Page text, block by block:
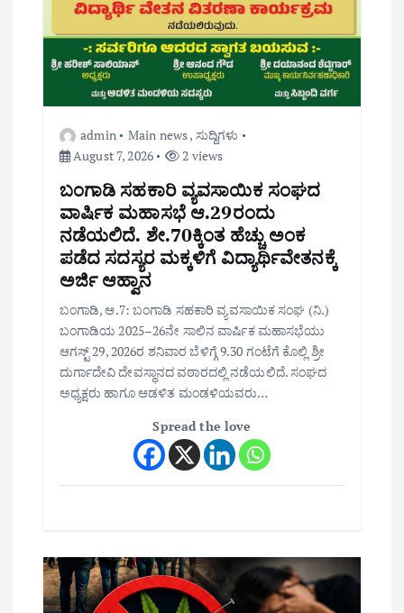
admin Main news, ಸುದ್ದಿಗಳು
August 7, 2026
2 views
ಬಂಗಾಡಿ ಸಹಕಾರಿ ವ್ಯವಸಾಯಿಕ ಸಂಘದ
ವಾರ್ಷಿಕ ಮಹಾಸಭೆ ಆ.29ರಂದು
ನಡೆಯಲಿದೆ. ಶೇ.70ಕ್ಕಿಂತ ಹೆಚ್ಚು ಅಂಕ
ಪಡೆದ ಸದಸ್ಯರ ಮಕ್ಕಳಿಗೆ ವಿದ್ಯಾರ್ಥಿವೇತನಕ್ಕೆ
ಅರ್ಜಿ ಆಹ್ವಾನ
ಬಂಗಾಡಿ, ಆ.7: ಬಂಗಾಡಿ ಸಹಕಾರಿ ವ್ಯವಸಾಯಿಕ ಸಂಘ (ನಿ.)
ಬಂಗಾಡಿಯ 2025–26ನೇ ಸಾಲಿನ ವಾರ್ಷಿಕ ಮಹಾಸಭೆಯು
ಆಗಸ್ಟ್ 29, 2026ರ ಶನಿವಾರ ಬೆಳಿಗ್ಗೆ 9.30 ಗಂಟೆಗೆ ಕೊಲ್ಲಿ ಶ್ರೀ
ದುರ್ಗಾದೇವಿ ದೇವಸ್ಥಾನದ ವಠಾರದಲ್ಲಿ ನಡೆಯಲಿದೆ. ಸಂಘದ
ಅಧ್ಯಕ್ಷರು ಹಾಗೂ ಆಡಳಿತ ಮಂಡಳಿಯವರು…
Spread the love